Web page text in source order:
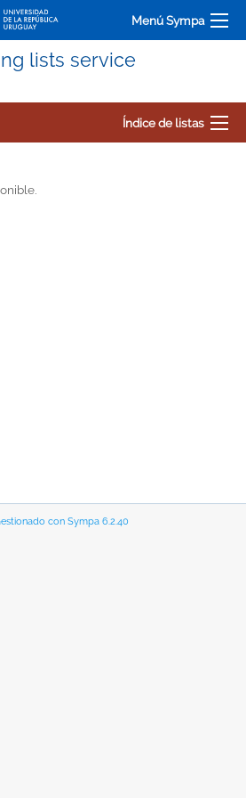
Menú Sympa
lists service
Índice de listas
con Sympa 6.2.40